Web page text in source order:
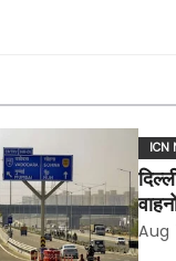
ICN
Aug